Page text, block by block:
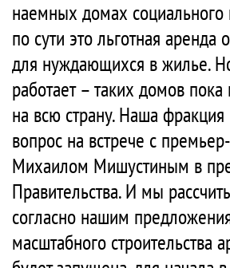
наемных домах социального
по сути это льготная аренда
для нуждающихся в жилье.
работает – таких домов
на всю страну. Наша
вопрос на встрече с
Михаилом Мишустиным в
Правительства. И мы
согласно нашим
масштабного строительства